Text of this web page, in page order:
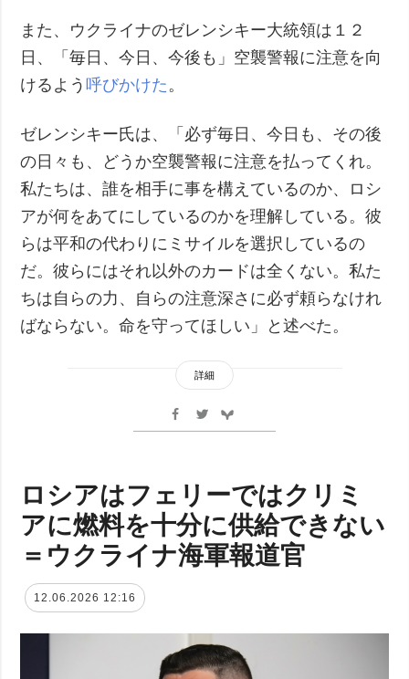
また、ウクライナのゼレンシキー大統領は１２
日、「毎日、今日、今後も」空襲警報に注意を向
けるよう呼びかけた。
ゼレンシキー氏は、「必ず毎日、今日も、その後
の日々も、どうか空襲警報に注意を払ってくれ。
私たちは、誰を相手に事を構えているのか、ロシ
アが何をあてにしているのかを理解している。彼
らは平和の代わりにミサイルを選択しているの
だ。彼らにはそれ以外のカードは全くない。私た
ちは自らの力、自らの注意深さに必ず頼らなけれ
ばならない。命を守ってほしい」と述べた。
詳細
ロシアはフェリーではクリミ
アに燃料を十分に供給できない
＝ウクライナ海軍報道官
12.06.2026 12:16